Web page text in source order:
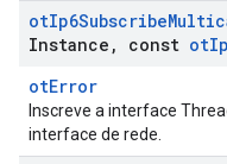
otIp6Subscribe
Instance , const ot
otError
Inscreve a interface
interface de rede.